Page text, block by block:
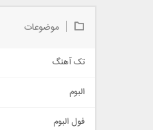
خسروی بنام مونولوگ
موضوعات
تک آهنگ
اجتماعی
البوم
فول البوم